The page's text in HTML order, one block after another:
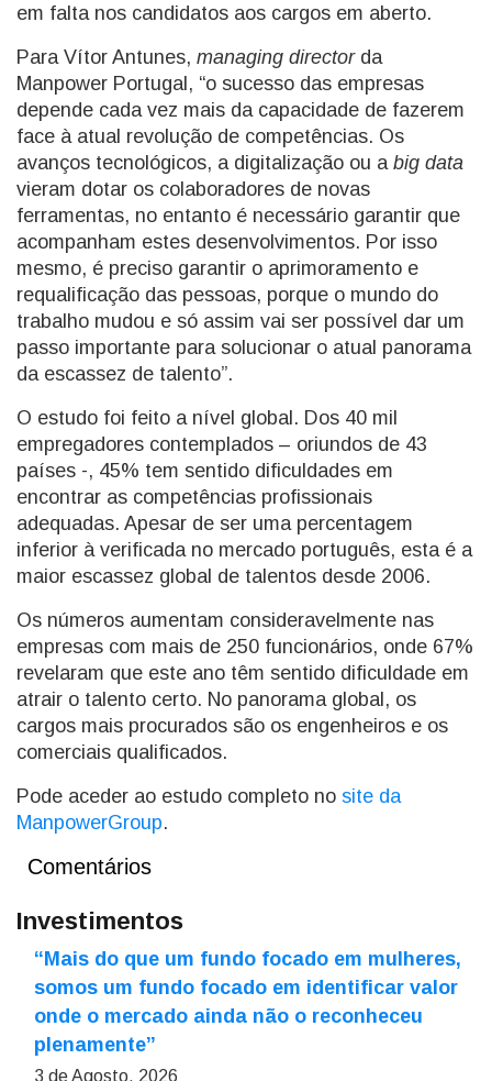
em falta nos candidatos aos cargos em aberto.
Para Vítor Antunes, managing directorda
Manpower Portugal, “o sucesso das empresas
depende cada vez mais da capacidade de fazerem
face à atual revolução de competências. Os
avanços tecnológicos, a digitalização ou a big data
vieram dotar os colaboradores de novas
ferramentas, no entanto é necessário garantir que
acompanham estes desenvolvimentos. Por isso
mesmo, é preciso garantir o aprimoramento e
requalificação das pessoas, porque o mundo do
trabalho mudou e só assim vai ser possível dar um
passo importante para solucionar o atual panorama
da escassez de talento”.
O estudo foi feito a nível global. Dos 40 mil
empregadores contemplados – oriundos de 43
países -, 45% tem sentido dificuldades em
encontrar as competências profissionais
adequadas. Apesar de ser uma percentagem
inferior à verificada no mercado português, esta é a
maior escassez global de talentos desde 2006.
Os números aumentam consideravelmente nas
empresas com mais de 250 funcionários, onde 67%
revelaram que este ano têm sentido dificuldade em
atrair o talento certo. No panorama global, os
cargos mais procurados são os engenheiros e os
comerciais qualificados.
Pode aceder ao estudo completo no site da
ManpowerGroup.
Comentários
Investimentos
“Mais do que um fundo focado em mulheres,
somos um fundo focado em identificar valor
onde o mercado ainda não o reconheceu
plenamente”
3 de Agosto, 2026